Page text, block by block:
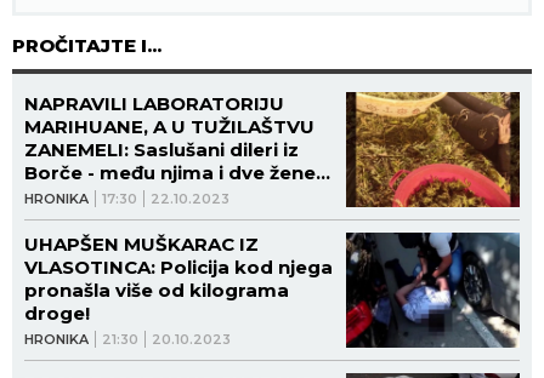
PROČITAJTE I...
HRONIKA 17:30 22.10.2023
NAPRAVILI LABORATORIJU
MARIHUANE, A U TUŽILAŠTVU
ZANEMELI: Saslušani dileri iz
Borče - među njima i dve žene
(FOTO)
HRONIKA 21:30 20.10.2023
UHAPŠEN MUŠKARAC IZ
VLASOTINCA: Policija kod njega
pronašla više od kilograma
droge!